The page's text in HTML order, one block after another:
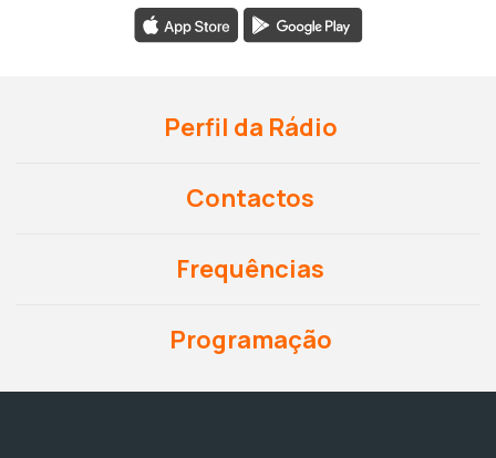
Perfil da Rádio
Contactos
Frequências
Programação